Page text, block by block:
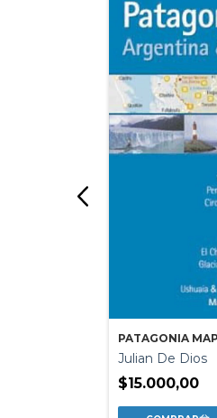
PATAGONIA
Julian De Dios
$15.000,00